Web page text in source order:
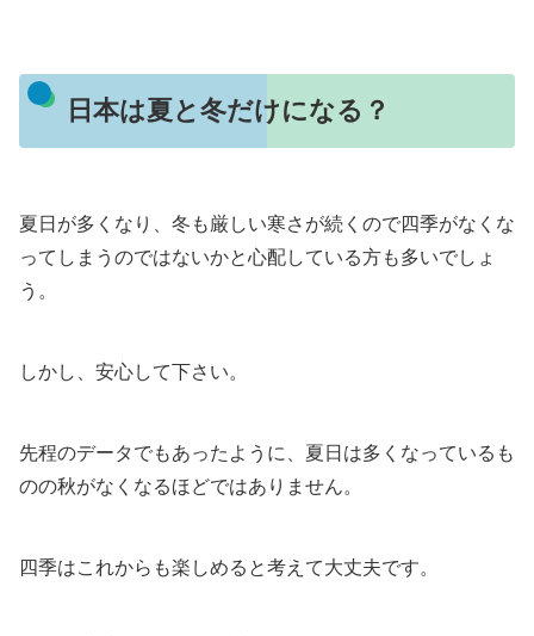
日本は夏と冬だけになる？
夏日が多くなり、冬も厳しい寒さが続くので四季がなくな
ってしまうのではないかと心配している方も多いでしょ
う。
しかし、安心して下さい。
先程のデータでもあったように、夏日は多くなっているも
のの秋がなくなるほどではありません。
四季はこれからも楽しめると考えて大丈夫です。